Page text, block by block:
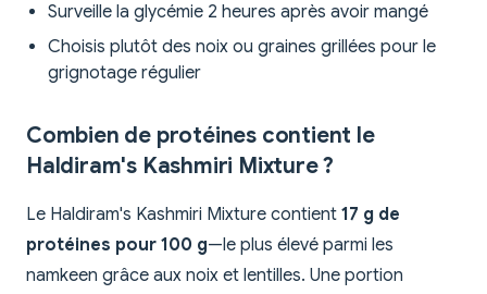
Surveille la glycémie 2 heures après avoir mangé
Choisis plutôt des noix ou graines grillées pour le
grignotage régulier
Combien de protéines contient le
Haldiram's Kashmiri Mixture ?
Le Haldiram's Kashmiri Mixture contient 17 g de
protéines pour 100 g—le plus élevé parmi les
namkeen grâce aux noix et lentilles. Une portion